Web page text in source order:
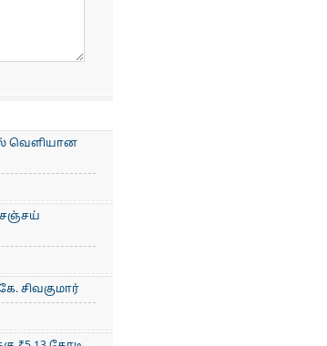
வெளியான
சஞ்சய்
சிவகுமார்